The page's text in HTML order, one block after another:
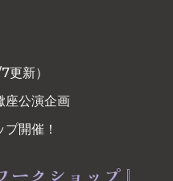
新）
座公演企画
開催！
ークショップ』